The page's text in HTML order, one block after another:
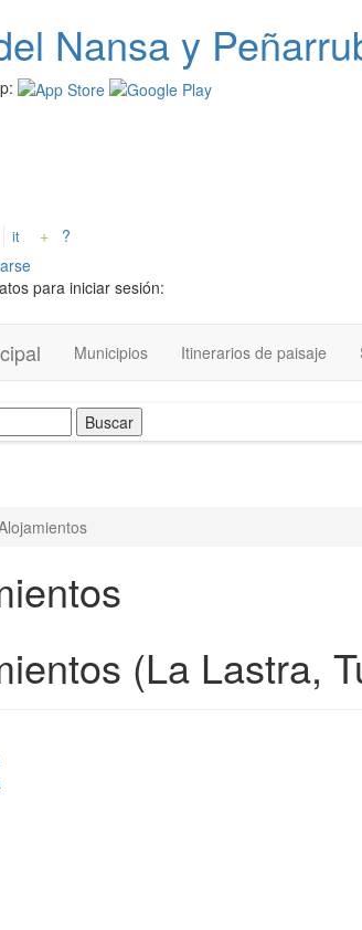
Nansay
it +
?
para iniciar sesión:
Municipios Itinerarios de paisaje
(La Lastra,